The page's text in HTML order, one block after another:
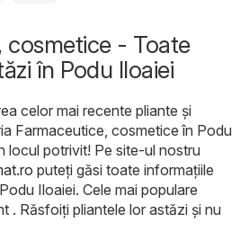
cosmetice - Toate
în Podu Iloaiei
celor mai recente pliante și
Farmaceutice, cosmetice în Podu
locul potrivit! Pe site-ul nostru
puteți găsi toate informațiile
Iloaiei. Cele mai populare
. Răsfoiți pliantele lor astăzi și nu